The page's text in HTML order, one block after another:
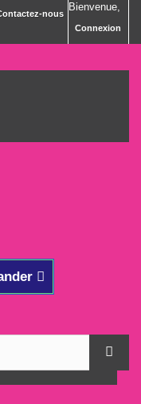
Bienvenue,
Connexion
nous